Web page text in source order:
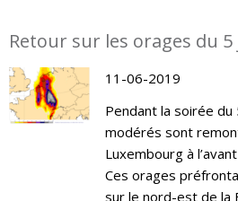
Retour sur les orages du
11-06-2019
Pendant la soirée
modérés sont
Luxembourg à
Ces orages
sur le nord-est de la